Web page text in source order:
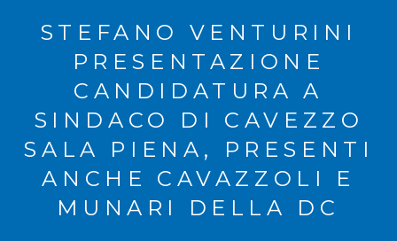
STEFANO VENTURINI
PRESENTAZIONE
CANDIDATURA A
SINDACO DI CAVEZZO
SALA PIENA, PRESENTI
ANCHE CAVAZZOLI E
MUNARI DELLA DC